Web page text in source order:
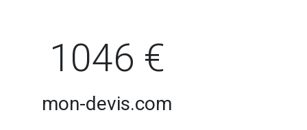
1046 €
mon-devis.com